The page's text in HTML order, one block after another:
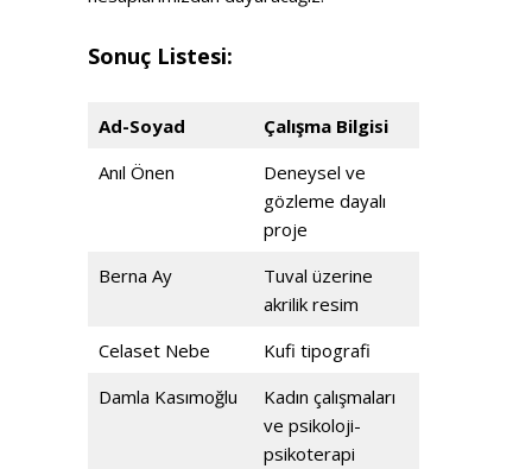
Sonuç Listesi:
Ad-Soyad
Çalışma Bilgisi
Anıl Önen
Deneysel ve
gözleme dayalı
proje
Berna Ay
Tuval üzerine
akrilik resim
Celaset Nebe
Kufi tipografi
Damla Kasımoğlu
Kadın çalışmaları
ve psikoloji-
psikoterapi